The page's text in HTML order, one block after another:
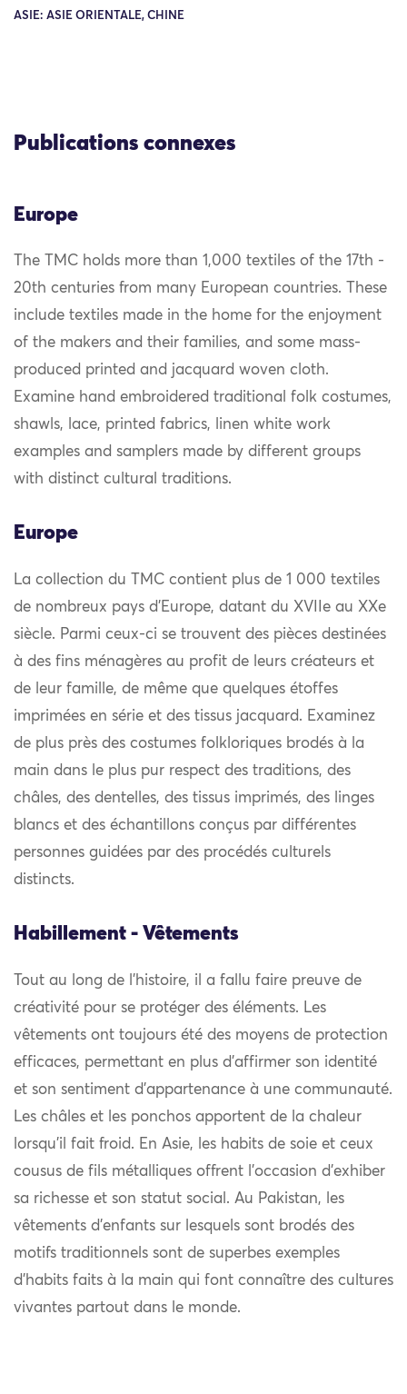
ASIE: ASIE ORIENTALE, CHINE
Publications connexes
Europe
The TMC holds more than 1,000 textiles of the 17th -
20th centuries from many European countries. These
include textiles made in the home for the enjoyment
of the makers and their families, and some mass-
produced printed and jacquard woven cloth.
Examine hand embroidered traditional folk costumes,
shawls, lace, printed fabrics, linen white work
examples and samplers made by different groups
with distinct cultural traditions.
Europe
La collection du TMC contient plus de 1 000 textiles
de nombreux pays d’Europe, datant du XVIIe au XXe
siècle. Parmi ceux-ci se trouvent des pièces destinées
à des fins ménagères au profit de leurs créateurs et
de leur famille, de même que quelques étoffes
imprimées en série et des tissus jacquard. Examinez
de plus près des costumes folkloriques brodés à la
main dans le plus pur respect des traditions, des
châles, des dentelles, des tissus imprimés, des linges
blancs et des échantillons conçus par différentes
personnes guidées par des procédés culturels
distincts.
Habillement - Vêtements
Tout au long de l’histoire, il a fallu faire preuve de
créativité pour se protéger des éléments. Les
vêtements ont toujours été des moyens de protection
efficaces, permettant en plus d’affirmer son identité
et son sentiment d’appartenance à une communauté.
Les châles et les ponchos apportent de la chaleur
lorsqu’il fait froid. En Asie, les habits de soie et ceux
cousus de fils métalliques offrent l’occasion d’exhiber
sa richesse et son statut social. Au Pakistan, les
vêtements d’enfants sur lesquels sont brodés des
motifs traditionnels sont de superbes exemples
d’habits faits à la main qui font connaître des cultures
vivantes partout dans le monde.